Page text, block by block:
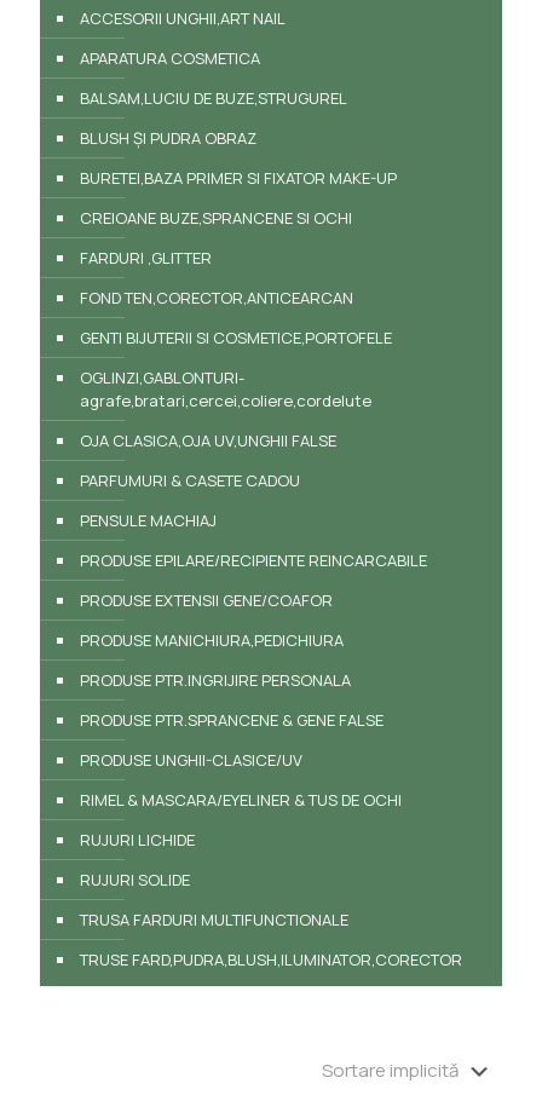
ACCESORII UNGHII,ART NAIL
APARATURA COSMETICA
BALSAM,LUCIU DE BUZE,STRUGUREL
BLUSH ȘI PUDRA OBRAZ
BURETEI,BAZA PRIMER SI FIXATOR MAKE-UP
CREIOANE BUZE,SPRANCENE SI OCHI
FARDURI ,GLITTER
FOND TEN,CORECTOR,ANTICEARCAN
GENTI BIJUTERII SI COSMETICE,PORTOFELE
OGLINZI,GABLONTURI-
agrafe,bratari,cercei,coliere,cordelute
OJA CLASICA,OJA UV,UNGHII FALSE
PARFUMURI & CASETE CADOU
PENSULE MACHIAJ
PRODUSE EPILARE/RECIPIENTE REINCARCABILE
PRODUSE EXTENSII GENE/COAFOR
PRODUSE MANICHIURA,PEDICHIURA
PRODUSE PTR.INGRIJIRE PERSONALA
PRODUSE PTR.SPRANCENE & GENE FALSE
PRODUSE UNGHII-CLASICE/UV
RIMEL & MASCARA/EYELINER & TUS DE OCHI
RUJURI LICHIDE
RUJURI SOLIDE
TRUSA FARDURI MULTIFUNCTIONALE
TRUSE FARD,PUDRA,BLUSH,ILUMINATOR,CORECTOR